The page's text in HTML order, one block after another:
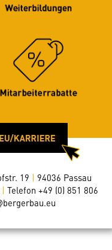
19 | 94036 Passau
| Telefon +49 (0) 851 806
bergerbau.eu